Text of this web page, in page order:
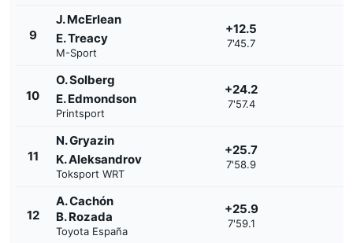
9
J. McErlean
E. Treacy
M-Sport
+12.5
7'45.7
10
O. Solberg
E. Edmondson
Printsport
+24.2
7'57.4
11
N. Gryazin
K. Aleksandrov
Toksport WRT
+25.7
7'58.9
12
A. Cachón
B. Rozada
Toyota España
+25.9
7'59.1